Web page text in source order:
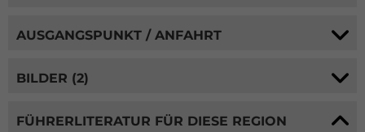
AUSGANGSPUNKT / ANFAHRT
BILDER (2)
FÜHRERLITERATUR FÜR DIESE REGION